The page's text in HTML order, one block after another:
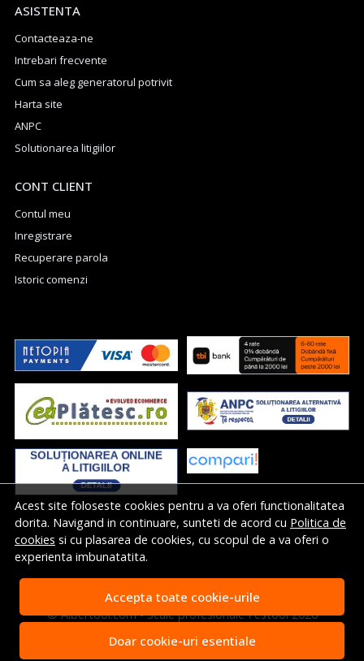
Acest site foloseste cookies pentru a va oferi functionalitatea
dorita. Navigand in continuare, sunteti de acord cu Politica de
cookies si cu plasarea de cookies, cu scopul de a va oferi o
experienta imbunatatita.
Accepta toate cookie-urile
Doar cookie-uri esentiale
ASISTENTA
Contacteaza-ne
Intrebari frecvente
Cum sa aleg generatorul potrivit
Harta site
ANPC
Solutionarea litigiilor
CONT CLIENT
Contul meu
Inregistrare
Recuperare parola
Istoric comenzi
© Albertool.com - Scule profesionale Festool 2026